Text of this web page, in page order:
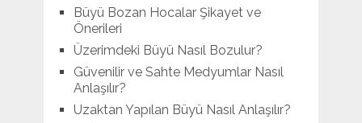
Büyü Bozan Hocalar Şikayet ve
Önerileri
Üzerimdeki Büyü Nasıl Bozulur?
Güvenilir ve Sahte Medyumlar Nasıl
Anlaşılır?
Uzaktan Yapılan Büyü Nasıl Anlaşılır?